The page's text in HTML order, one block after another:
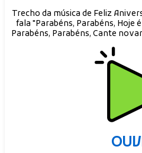
Trecho da música de Feliz
fala "Parabéns, Parabéns, Hoje
Parabéns, Parabéns, Cante